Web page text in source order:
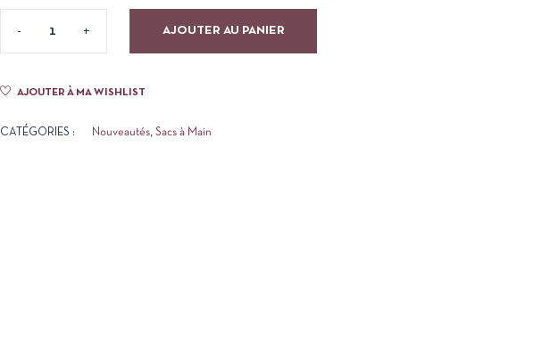
AJOUTER AU PANIER
AJOUTER À MA WISHLIST
CATÉGORIES : Nouveautés, Sacs à Main